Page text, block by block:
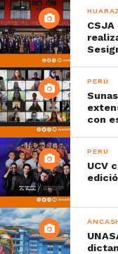
PERÚ
con
PERÚ
UCV